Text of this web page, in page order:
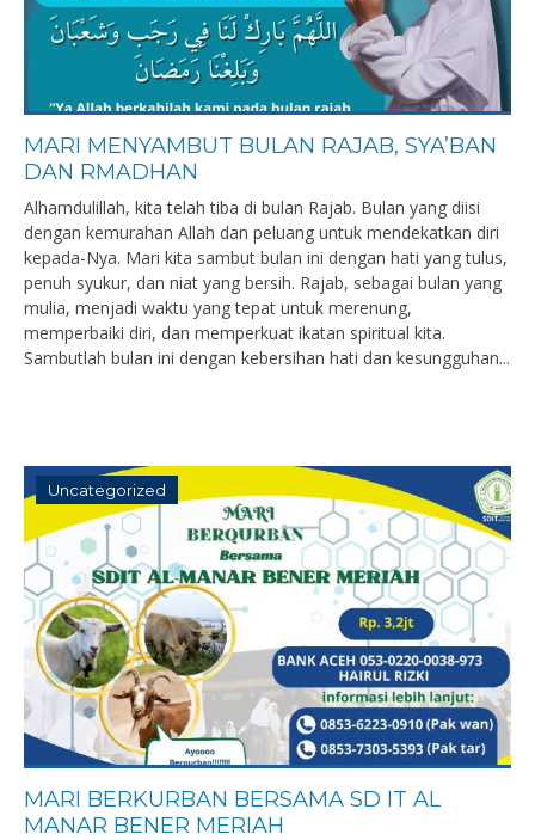
MARI MENYAMBUT BULAN RAJAB, SYA’BAN
DAN RMADHAN
Alhamdulillah, kita telah tiba di bulan Rajab. Bulan yang diisi
dengan kemurahan Allah dan peluang untuk mendekatkan diri
kepada-Nya. Mari kita sambut bulan ini dengan hati yang tulus,
penuh syukur, dan niat yang bersih. Rajab, sebagai bulan yang
mulia, menjadi waktu yang tepat untuk merenung,
memperbaiki diri, dan memperkuat ikatan spiritual kita.
Sambutlah bulan ini dengan kebersihan hati dan kesungguhan...
Uncategorized
MARI BERKURBAN BERSAMA SD IT AL
MANAR BENER MERIAH